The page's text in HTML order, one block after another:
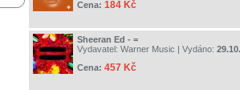
Cena: 184 Kč
Sheeran Ed - =
Vydavatel: Warner Music | Vydáno:
Cena: 457 Kč